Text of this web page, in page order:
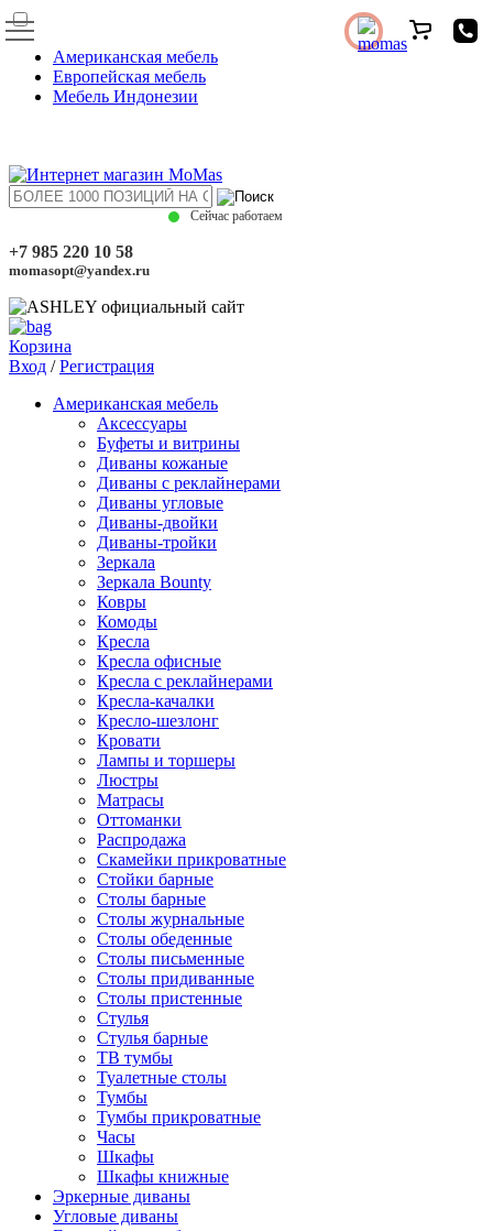
Американская мебель
Европейская мебель
Мебель Индонезии
Сейчас работаем
+7 985 220 10 58
momasopt@yandex.ru
Корзина
Вход /Регистрация
Американская мебель
Аксессуары
Буфеты и витрины
Диваны кожаные
Диваны с реклайнерами
Диваны угловые
Диваны-двойки
Диваны-тройки
Зеркала
Зеркала Bounty
Ковры
Комоды
Кресла
Кресла офисные
Кресла с реклайнерами
Кресла-качалки
Кресло-шезлонг
Кровати
Лампы и торшеры
Люстры
Матрасы
Оттоманки
Распродажа
Скамейки прикроватные
Стойки барные
Столы барные
Столы журнальные
Столы обеденные
Столы письменные
Столы придиванные
Столы пристенные
Стулья
Стулья барные
ТВ тумбы
Туалетные столы
Тумбы
Тумбы прикроватные
Часы
Шкафы
Шкафы книжные
Эркерные диваны
Угловые диваны